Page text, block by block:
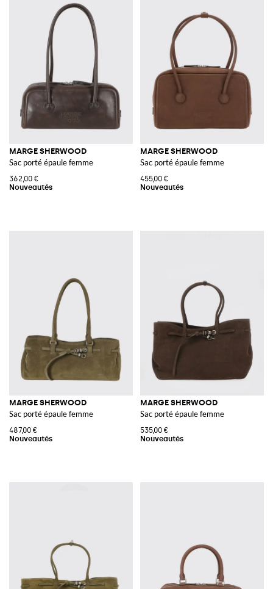
MARGE SHERWOOD
Sac porté épaule femme
362,00 €
MARGE SHERWOOD
Sac porté épaule femme
455,00 €
MARGE SHERWOOD
Sac porté épaule femme
487,00 €
MARGE SHERWOOD
Sac porté épaule femme
535,00 €